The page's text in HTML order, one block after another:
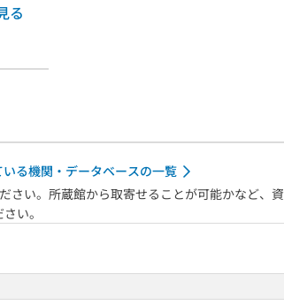
る
る機関・データベースの一覧
さい。所蔵館から取寄せることが可能かなど、資
い。